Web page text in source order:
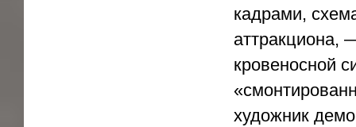
кадрами,
аттракциона,
кровеносной
художник